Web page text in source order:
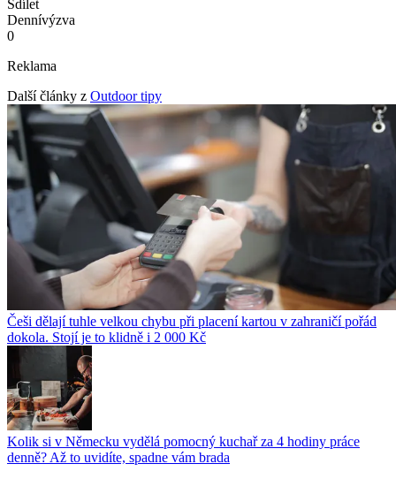
Sdílet
Dennívýzva
0
Reklama
Další články z Outdoor tipy
Češi dělají tuhle velkou chybu při placení kartou v zahraničí pořád
dokola. Stojí je to klidně i 2 000 Kč
Kolik si v Německu vydělá pomocný kuchař za 4 hodiny práce
denně? Až to uvidíte, spadne vám brada